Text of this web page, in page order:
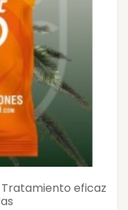
Tratamiento eficaz